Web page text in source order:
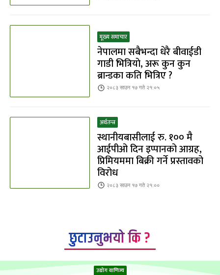
मूख्य समाचार
नेपालमा सबैभन्दा धेरै बीवाईडी
गाडी भित्रियाे, अरू कुन कुन
ब्रान्डका कति भित्रिए ?
२०८३ साउन १७ गते २१:०५
अर्थतन्त्र
स्थानीयबासीलाई रु. १०० मै
आईपीओ दिन इप्पानको आग्रह,
प्रिमियममा बिक्री गर्ने प्रस्तावको
विरोध
२०८३ साउन १७ गते २१:००
छुटाउनुभयो कि ?
उद्योग वाणिज्य